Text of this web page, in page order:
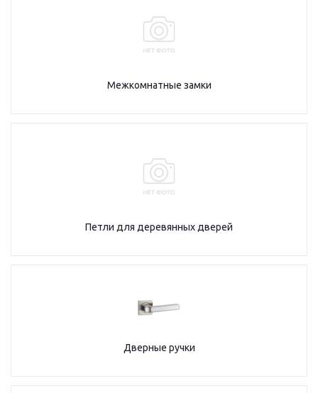
Межкомнатные замки
Петли для деревянных дверей
Дверные ручки